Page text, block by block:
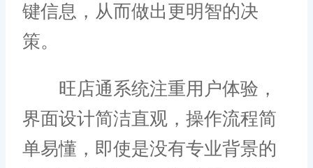
键信息，从而做出更明智的决
策。
旺店通系统注重用户体验，
界面设计简洁直观，操作流程简
单易懂，即使是没有专业背景的